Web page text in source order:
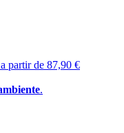
a partir de 87,90 €
.